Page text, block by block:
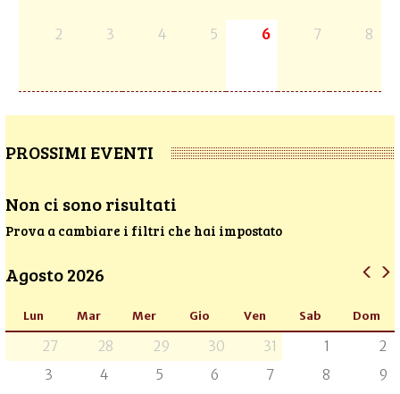
2 3 4 5 6 7 8
PROSSIMI EVENTI
Non ci sono risultati
Prova a cambiare i filtri che hai impostato
Agosto 2026
Lun Mar Mer Gio Ven Sab Dom
27 28 29 30 31 1
2
3
4 5 6 7 8
9